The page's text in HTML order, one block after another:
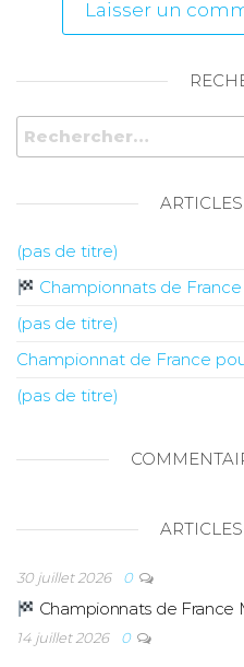
(pas de titre)
Championnats de
(pas de titre)
Championnat de France
(pas de titre)
30 juillet 2026 0
Championnats de France
14 juillet 2026
0